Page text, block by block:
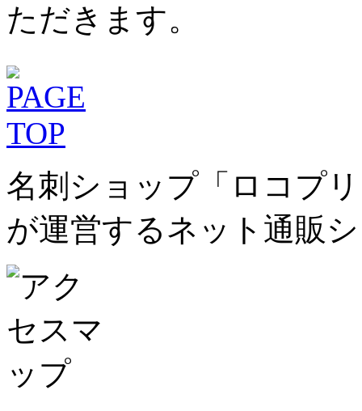
ただきます。
名刺ショップ「ロコプ
が運営するネット通販